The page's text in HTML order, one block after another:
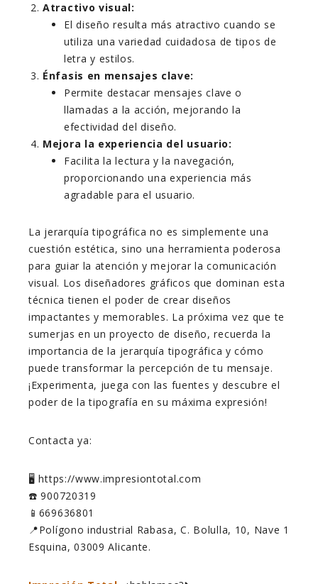
Atractivo visual:
El diseño resulta más atractivo cuando se
utiliza una variedad cuidadosa de tipos de
letra y estilos.
Énfasis en mensajes clave:
Permite destacar mensajes clave o
llamadas a la acción, mejorando la
efectividad del diseño.
Mejora la experiencia del usuario:
Facilita la lectura y la navegación,
proporcionando una experiencia más
agradable para el usuario.
La jerarquía tipográfica no es simplemente una
cuestión estética, sino una herramienta poderosa
para guiar la atención y mejorar la comunicación
visual. Los diseñadores gráficos que dominan esta
técnica tienen el poder de crear diseños
impactantes y memorables. La próxima vez que te
sumerjas en un proyecto de diseño, recuerda la
importancia de la jerarquía tipográfica y cómo
puede transformar la percepción de tu mensaje.
¡Experimenta, juega con las fuentes y descubre el
poder de la tipografía en su máxima expresión!
Contacta ya:
🖥️ https://www.impresiontotal.com
☎️ 900720319
📱669636801
📍Polígono industrial Rabasa, C. Bolulla, 10, Nave 1
Esquina, 03009 Alicante.